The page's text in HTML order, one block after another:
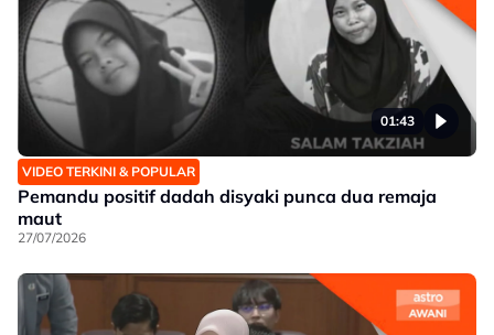
01:43
VIDEO TERKINI & POPULAR
Pemandu positif dadah disyaki punca dua remaja
maut
27/07/2026